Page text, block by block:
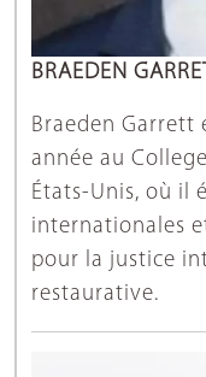
BRAEDEN
Braeden
année au
États-Unis, où il
internationales
pour la justice
restaurative.